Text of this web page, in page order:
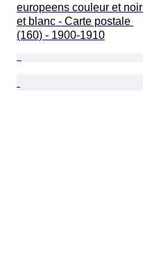
europeens couleur et noir
et blanc - Carte postale
(160) - 1900-1910